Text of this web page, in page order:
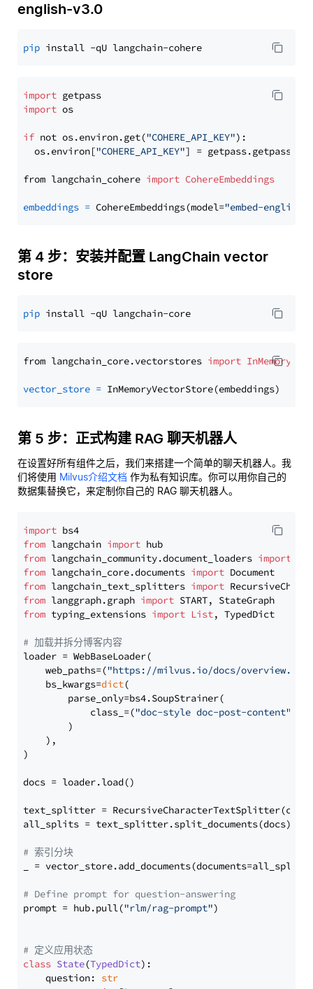
english-v3.0
pip
import
import os
if not os.environ.get("COHERE_API_KEY"):
  os.environ[
"COHERE_API_KEY"] = getpass.getpass(
from langchain_cohere import CohereEmbeddings
embeddings = CohereEmbeddings(model="embed-english-
第 4 步：安装并配置 LangChain vector
store
pip
from langchain_core.vectorstores import
vector_store =
第 5 步：正式构建 RAG 聊天机器人
在设置好所有组件之后，我们来搭建一个简单的聊天机器人。我
们将使用 Milvus介绍文档 作为私有知识库。你可以用你自己的
数据集替换它，来定制你自己的 RAG 聊天机器人。
import
from langchain import
from langchain_community.document_loaders import
from langchain_core.documents import
from langchain_text_splitters import
from langgraph.graph import
from typing_extensions import List, TypedDict
# 加载并拆分博客内容
loader = WebBaseLoader(
    web_paths=(
"https://milvus.io/docs/overview.md"
    bs_kwargs=
dict(
        parse_only=bs4.SoupStrainer(
            class_=(
"doc-style doc-post-content"
        )
    ),
)
docs = loader.load()
text_splitter =
all_splits = text_splitter.split_documents(docs)
# 索引分块
_ = vector_store.add_documents(documents=all_splits)
# Define prompt for question-answering
prompt = hub.pull("rlm/rag-prompt")
# 定义应用状态
class State(TypedDict):
    question:
str